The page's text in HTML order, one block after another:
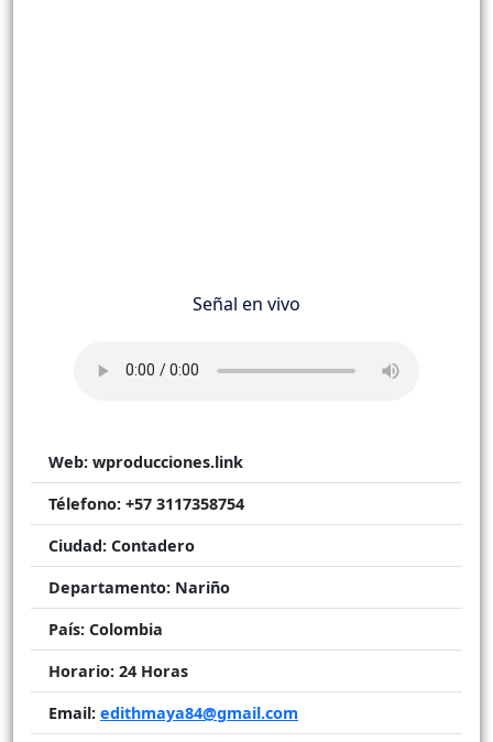
Señal en vivo
Web: wproducciones.link
Télefono: +57 3117358754
Ciudad: Contadero
Departamento: Nariño
País: Colombia
Horario: 24 Horas
Email: edithmaya84@gmail.com